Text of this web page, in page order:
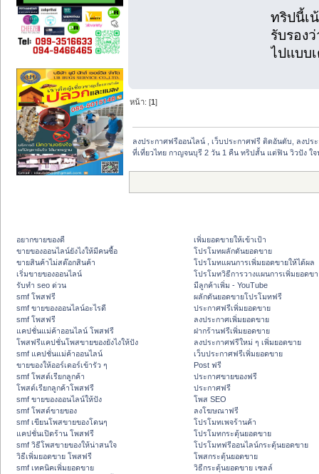
ทริปนี้เ
รับรอง
ไปแบบ
หน้า: [1]
ลงประกาศฟรีออนไลน์ , เว็บประกาศฟรี ติดอันดับ, ลงปร
ที่เที่ยวไทย กาญจนบุรี 2 วัน 1 คืน ทริปสั้น แต่ฟิน วิวปัง ใจ
อยากขายของดี
ขายของออนไลน์ยังไงให้มีคนซื้อ
ขายสินค้าไม่สต๊อกสินค้า
เริ่มขายของออนไลน์
รับทำ seo ด่วน
smf โพสฟรี
smf ขายของออนไลน์อะไรดี
smf โพสฟรี
แคปชั่นแม่ค้าออนไลน์ โพสฟรี
โพสฟรีแคปชั่นโพสขายของยังไงให้ปัง
smf แคปชั่นแม่ค้าออนไลน์
ขายของให้ออร์เดอร์เข้ารัว ๆ
smf โพสต์เรียกลูกค้า
โพสต์เรียกลูกค้าโพสฟรี
smf ขายของออนไลน์ให้ปัง
smf โพสต์ขายของ
smf เขียนโพสขายของโดนๆ
แคปชั่นเปิดร้าน โพสฟรี
smf วิธีโพสขายของให้น่าสนใจ
วิธีเพิ่มยอดขาย โพสฟรี
smf เทคนิคเพิ่มยอดขาย
เพิ่มยอดขายให้เข้าเป้า
โปรโมทผลักดันยอดขาย
โปรโมทแผนการเพิ่มยอดขายให้ได้ผล
โปรโมทวิธีการวางแผนการเพิ่มยอดข
มีลูกค้าเพิ่ม - YouTube
ผลักดันยอดขายโปรโมทฟรี
ประกาศฟรีเพิ่มยอดขาย
ลงประกาศเพิ่มยอดขาย
ฝากร้านฟรีเพิ่มยอดขาย
ลงประกาศฟรีใหม่ ๆ เพิ่มยอดขาย
เว็บประกาศฟรีเพิ่มยอดขาย
Post ฟรี
ประกาศขายของฟรี
ประกาศฟรี
โพส SEO
ลงโฆษณาฟรี
โปรโมทเพจร้านค้า
โปรโมทกระตุ้นยอดขาย
โปรโมทฟรีออนไลน์กระตุ้นยอดขาย
โพสกระตุ้นยอดขาย
วิธีกระตุ้นยอดขาย เซลล์